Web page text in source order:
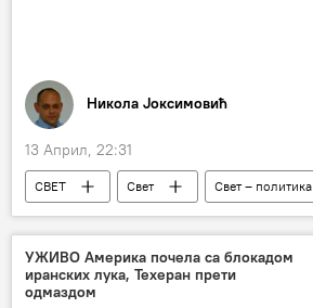
Никола Јоксимовић
13 Април, 22:31
СВЕТ Свет
Свет – политика
Мађарска
Виктор Орбан
Петер Мађар
политички притисак
УЖИВО Aмерика почела са блокадом
иранских лука, Техеран прети
одмаздом